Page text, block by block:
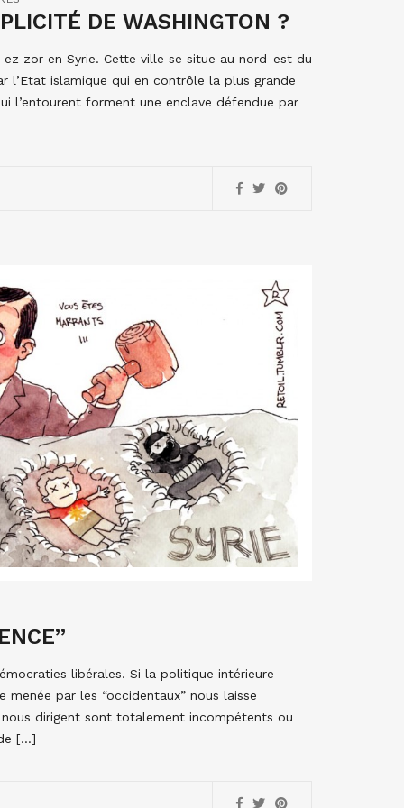
DE WASHINGTON ?
zor en Syrie. Cette ville se situe au nord-est du
l’Etat islamique qui en contrôle la plus grande
l’entourent forment une enclave défendue par
libérales. Si la politique intérieure
par les “occidentaux” nous laisse
dirigent sont totalement incompétents ou
[…]